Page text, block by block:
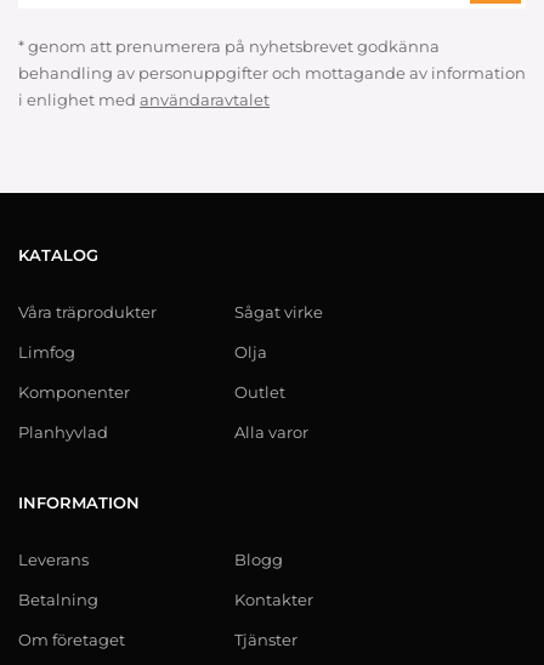
* genom att prenumerera på nyhetsbrevet godkänna
behandling av personuppgifter och mottagande av information
i enlighet med användaravtalet
KATALOG
Våra träprodukter
Limfog
Komponenter
Planhyvlad
Sågat virke
Olja
Outlet
Alla varor
INFORMATION
Leverans
Betalning
Om företaget
Blogg
Kontakter
Tjänster